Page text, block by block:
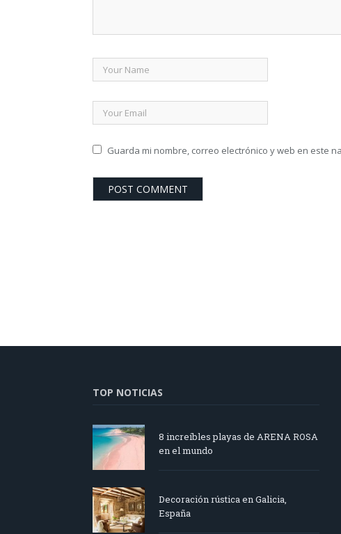
Guarda mi nombre, correo electrónico y web en este
TOP NOTICIAS
8 increíbles playas de ARENA ROSA
en el mundo
Decoración rústica en Galicia,
España